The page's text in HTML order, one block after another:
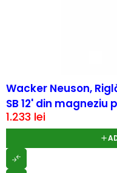
Wacker Neuson,
SB 12' din
1.233 lei